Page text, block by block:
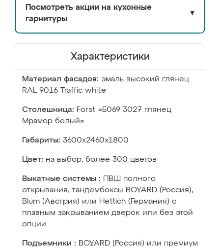
Посмотреть акции на кухонные
гарнитуры
▼
Характеристики
Материал фасадов: эмаль высокий глянец
RAL 9016 Traffic white
Столешница: Forst «Б069 3027 глянец
Мрамор белый»
Габариты: 3600х2460х1800
Цвет: на выбор, более 300 цветов
Выкатные системы :
ПВШ полного
открывания, тандембоксы BOYARD (Россия),
Blum (Австрия) или Hettich (Германия) с
плавным закрыванием дверок или без этой
опции
Подъемники : BOYARD (Россия) или премиум